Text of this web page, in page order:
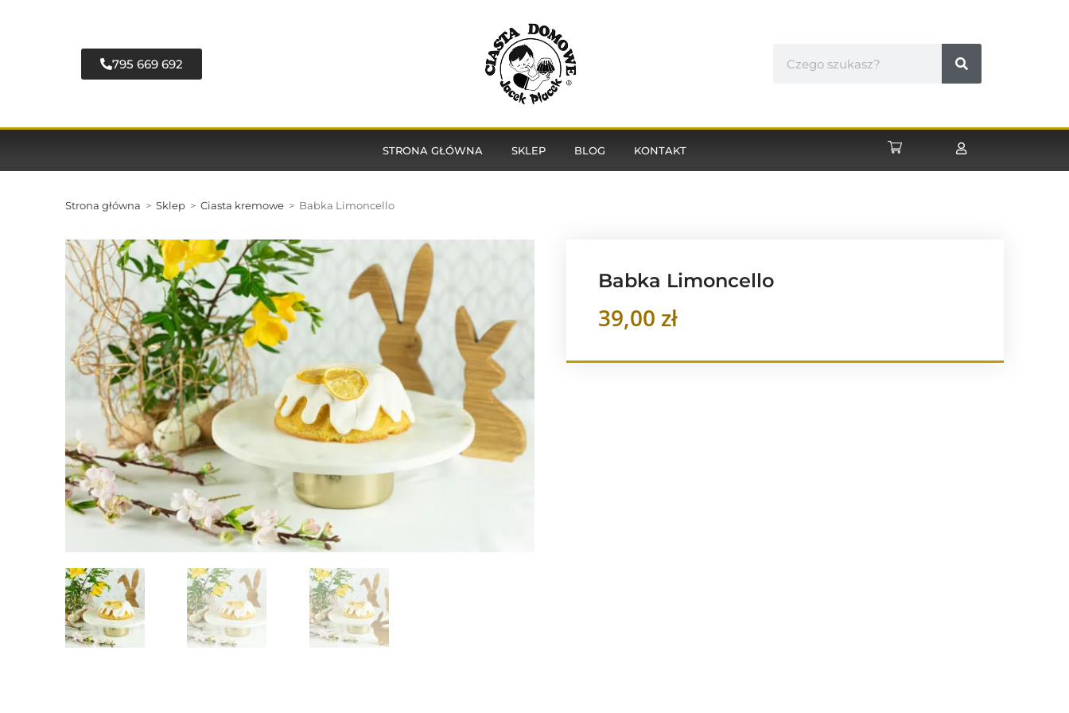
795 669 692
STRONA GŁÓWNA SKLEP BLOG KONTAKT
Strona główna > Sklep > Ciasta kremowe > Babka Limoncello
Babka Limoncello
39,00 zł